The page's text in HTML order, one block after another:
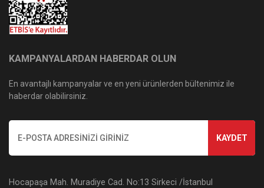
KAMPANYALARDAN HABERDAR OLUN
En avantajlı kampanyalar ve en yeni ürünlerden bültenimiz ile
haberdar olabilirsiniz.
KAYDET
Hocapaşa Mah. Muradiye Cad. No:13 Sirkeci /İstanbul